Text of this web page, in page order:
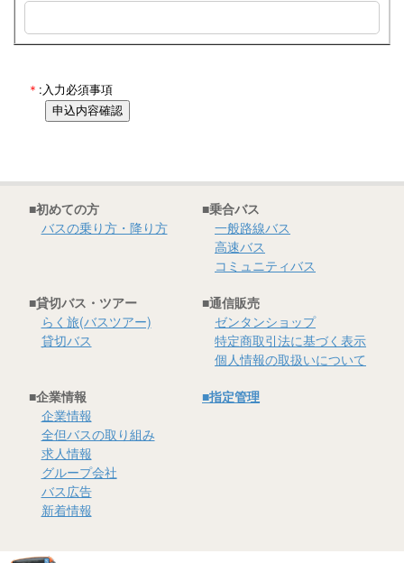
＊ :入力必須事項
■初めての方
バスの乗り方・降り方
■乗合バス
一般路線バス
高速バス
コミュニティバス
■貸切バス・ツアー
らく旅(バスツアー)
貸切バス
■通信販売
ゼンタンショップ
特定商取引法に基づく表示
個人情報の取扱いについて
■企業情報
企業情報
全但バスの取り組み
求人情報
グループ会社
バス広告
新着情報
■指定管理